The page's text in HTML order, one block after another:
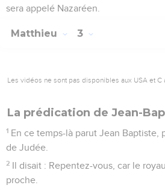
sera appelé Nazaréen.
Matthieu 3
Les vidéos ne sont pas disponibles aux USA et C
La prédication de Jean-
1 En ce temps-là parut Jean Baptiste,
de Judée.
2 Il disait : Repentez-vous, car le
proche.